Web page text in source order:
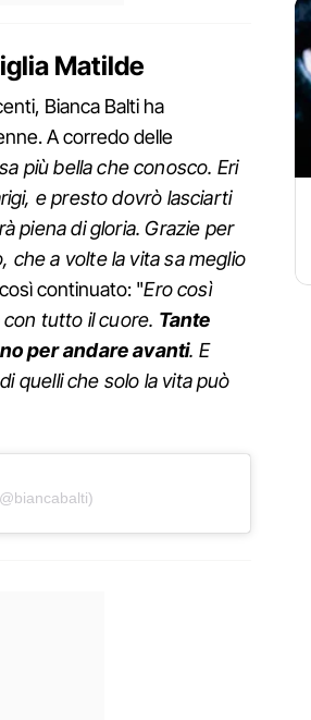
Matilde
Bianca Balti ha
A corredo delle
più bella che conosco. Eri
e presto dovrò lasciarti
piena di gloria. Grazie per
a volte la vita sa meglio
continuato: "Ero così
tutto il cuore. Tante
per andare avanti. E
quelli che solo la vita può